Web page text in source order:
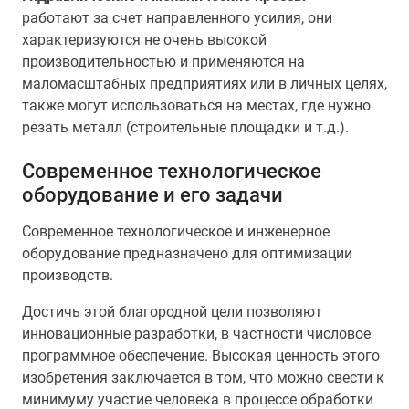
работают за счет направленного усилия, они
характеризуются не очень высокой
производительностью и применяются на
маломасштабных предприятиях или в личных целях,
также могут использоваться на местах, где нужно
резать металл (строительные площадки и т.д.).
Современное технологическое
оборудование и его задачи
Современное технологическое и инженерное
оборудование предназначено для оптимизации
производств.
Достичь этой благородной цели позволяют
инновационные разработки, в частности числовое
программное обеспечение. Высокая ценность этого
изобретения заключается в том, что можно свести к
минимуму участие человека в процессе обработки